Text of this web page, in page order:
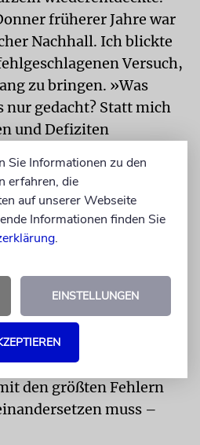
früherer Jahre war
Nachhall. Ich blickte
Versuch,
zu bringen. »Was
nur gedacht? Statt mich
und Defiziten
Überlegungen: »Ich
weiter Glauben
als ich die Dinge
dass ich selbst das
Nicht Botz war neidisch.
über ein fundamentales
Ich bin
den größten Fehlern
muss –
Sie Informationen zu den
erfahren, die
auf unserer Webseite
Informationen finden Sie
.
EINSTELLUNGEN